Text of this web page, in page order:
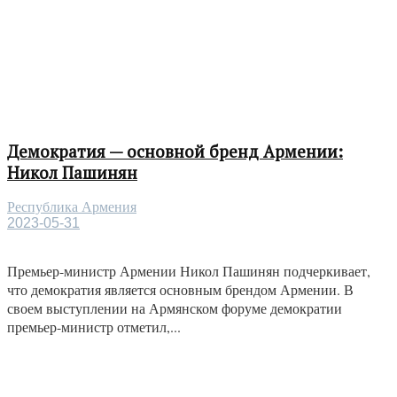
Демократия — основной бренд Армении:
Никол Пашинян
Республика Армения
2023-05-31
Премьер-министр Армении Никол Пашинян подчеркивает,
что демократия является основным брендом Армении. В
своем выступлении на Армянском форуме демократии
премьер-министр отметил,...